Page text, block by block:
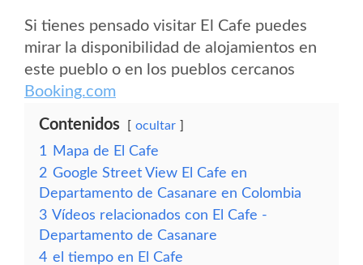
Si tienes pensado visitar El Cafe puedes
mirar la disponibilidad de alojamientos en
este pueblo o en los pueblos cercanos
Booking.com
Contenidos ocultar
1
Mapa de El Cafe
2 Google Street View El Cafe en
Departamento de Casanare en Colombia
3 Vídeos relacionados con El Cafe -
Departamento de Casanare
4 el tiempo en El Cafe